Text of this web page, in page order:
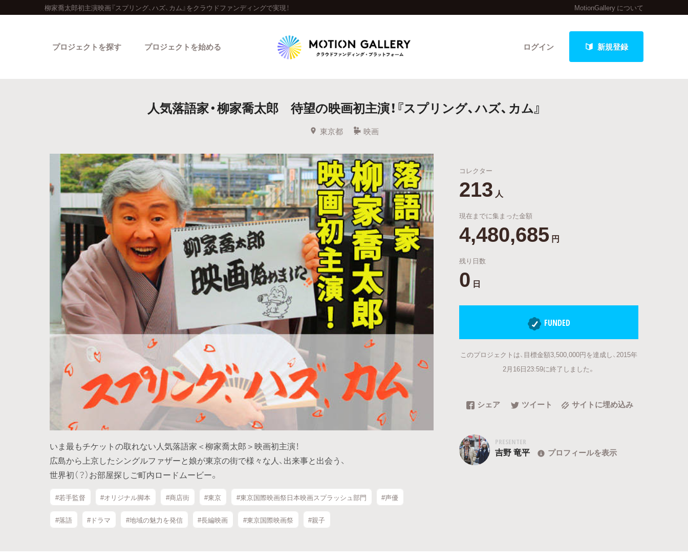
柳家喬太郎初主演映画『スプリング、ハズ、カム』をクラウドファンディングで実現！ MotionGallery について
ログイン 新規登録
プロジェクトを探す
人気のプロジェクト 新着プロジェクト 終了間近のプロジェクト
Feature
カテゴリーから探す タグから探す キュレーターから探す 特集から探す 最新進捗報告から探す
Legendary
最新達成プロジェクト 調達額が大きいプロジェクト
プロジェクトを始める
人気落語家・柳家喬太郎 待望の映画初主演！『スプリング、ハズ、カム』
東京都 映画
いま最もチケットの取れない人気落語家＜柳家喬太郎＞映画初主演！
広島から上京したシングルファザーと娘が東京の街で様々な人、出来事と出会う、
世界初（？）お部屋探しご町内ロードムービー。
#若手監督 #オリジナル脚本 #商店街 #東京 #東京国際映画祭日本映画スプラッシュ部門 #声優
#落語 #ドラマ #地域の魅力を発信 #長編映画 #東京国際映画祭 #親子
コレクター
213 人
現在までに集まった金額
4,480,685 円
残り日数
0 日
FUNDED
このプロジェクトは、目標金額3,500,000円を達成し、2015年
2月16日23:59に終了しました。
シェア ツイート サイトに埋め込み
PRESENTER
吉野 竜平 プロフィールを表示